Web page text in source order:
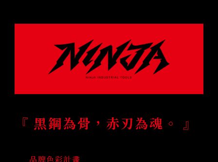
『 黑鋼為骨，赤刃為魂。 』
品牌色彩計畫